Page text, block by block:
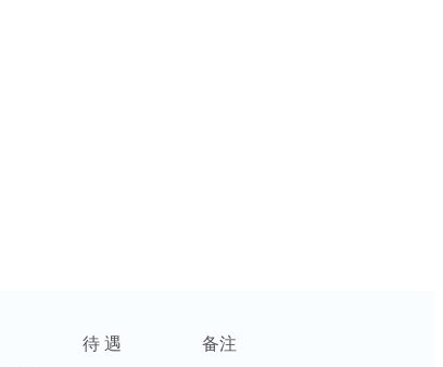
待 遇 备注